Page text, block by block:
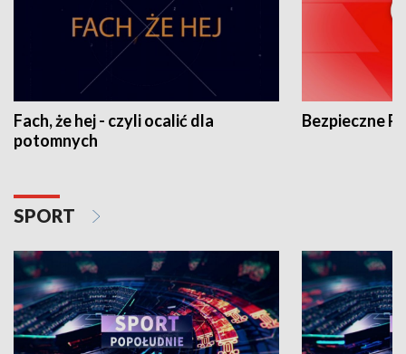
Fach, że hej - czyli ocalić dla
potomnych
Bezpieczne
SPORT